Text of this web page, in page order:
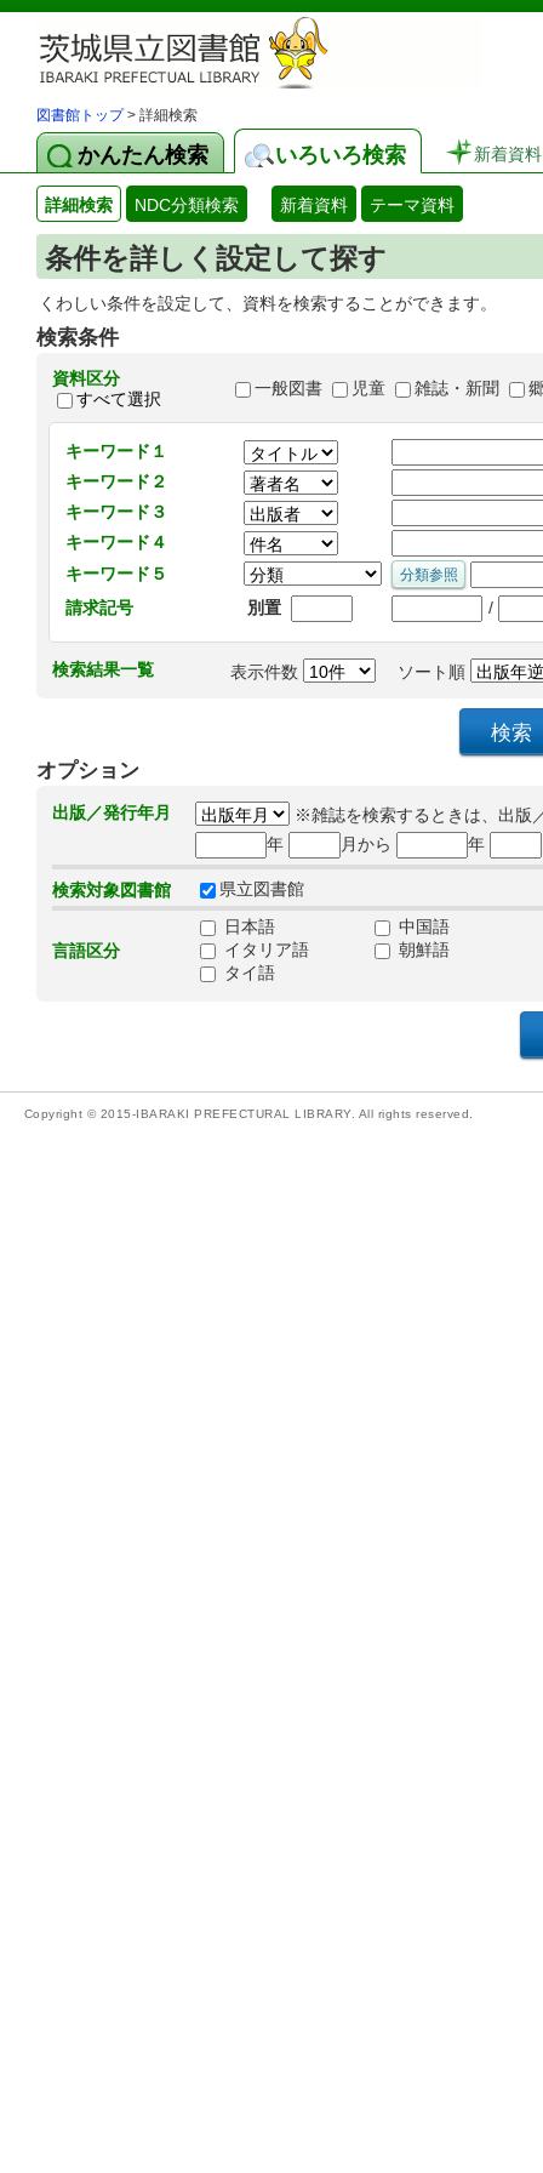
図書館トップ> 詳細検索
かんたん検索 いろいろ検索 新着資料
詳細検索 NDC分類検索 新着資料 テーマ資料
条件を詳しく設定して探す
くわしい条件を設定して、資料を検索することができます。
検索条件
資料区分
すべて選択
一般図書 児童 雑誌・新聞
キーワード１
キーワード２
キーワード３
キーワード４
キーワード５
請求記号
別置 /
検索結果一覧 表示件数 ソート順
オプション
出版／発行年月
※雑誌を検索するときは、出版
年
月から 年
検索対象図書館 県立図書館
言語区分
日本語
中国語
イタリア語
朝鮮語
タイ語
Copyright © 2015-IBARAKI PREFECTURAL LIBRARY. All rights reserved.